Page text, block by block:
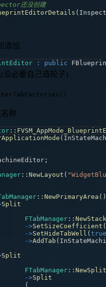
还没创建
(
添加
: public
没必要自己造轮子)
称
::
(
;
:: NewLayout (
:: NewPrimaryArea ( )
Split
FTabManager :: NewStack
->SetSizeCoefficient (
->SetHideTabWell (true
->AddTab (
Split
FTabManager ::
->Split
(